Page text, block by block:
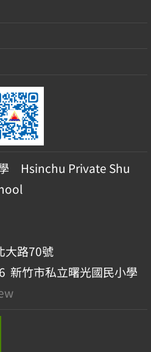
Hsinchu Private Shu
大路70號
新竹市私立曙光國民小學